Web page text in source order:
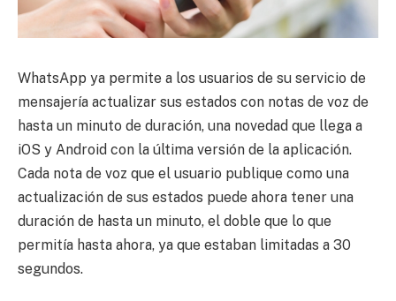
WhatsApp ya permite a los usuarios de su servicio de
mensajería actualizar sus estados con notas de voz de
hasta un minuto de duración, una novedad que llega a
iOS y Android con la última versión de la aplicación.
Cada nota de voz que el usuario publique como una
actualización de sus estados puede ahora tener una
duración de hasta un minuto, el doble que lo que
permitía hasta ahora, ya que estaban limitadas a 30
segundos.